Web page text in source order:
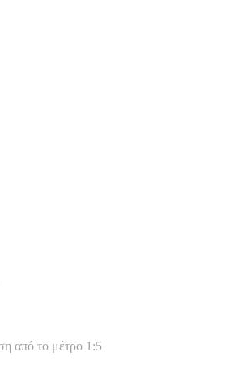
από το μέτρο 1:5